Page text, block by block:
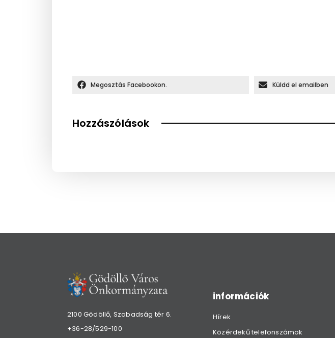
Megosztás Facebookon. Küldd el emailben
Hozzászólások
2100 Gödöllő, Szabadság tér 6.
+36-28/529-100
információk
Hírek
Közérdekű telefonszámok